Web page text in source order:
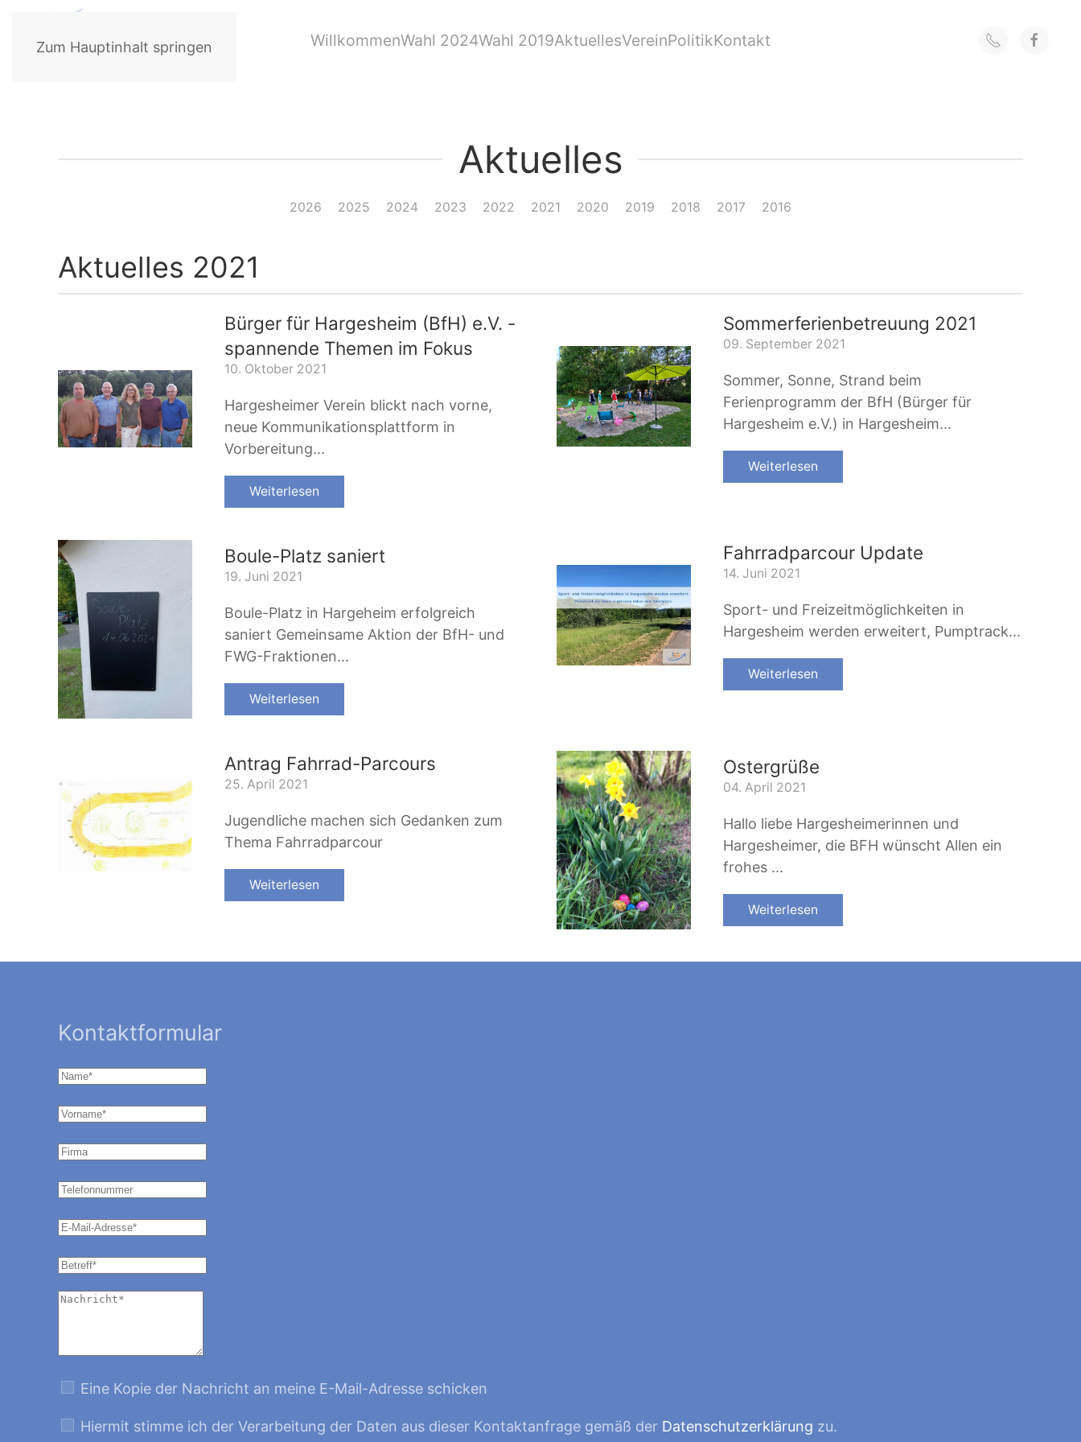
Zum Hauptinhalt springen WillkommenWahl 2024Wahl 2019AktuellesVereinPolitikKontakt
Aktuelles
2026 2025 2024 2023 2022 2021 2020 2019 2018 2017 2016
Aktuelles 2021
Bürger für Hargesheim (BfH) e.V. -
spannende Themen im Fokus
10. Oktober 2021
Hargesheimer Verein blickt nach vorne,
neue Kommunikationsplattform in
Vorbereitung...
Weiterlesen
Sommerferienbetreuung 2021
09. September 2021
Sommer, Sonne, Strand beim
Ferienprogramm der BfH (Bürger für
Hargesheim e.V.) in Hargesheim...
Weiterlesen
Boule-Platz saniert
19. Juni 2021
Boule-Platz in Hargeheim erfolgreich
saniert Gemeinsame Aktion der BfH- und
FWG-Fraktionen...
Weiterlesen
Fahrradparcour Update
14. Juni 2021
Sport- und Freizeitmöglichkeiten in
Hargesheim werden erweitert, Pumptrack...
Weiterlesen
Antrag Fahrrad-Parcours
25. April 2021
Jugendliche machen sich Gedanken zum
Thema Fahrradparcour
Weiterlesen
Ostergrüße
04. April 2021
Hallo liebe Hargesheimerinnen und
Hargesheimer, die BFH wünscht Allen ein
frohes ...
Weiterlesen
Kontaktformular
Eine Kopie der Nachricht an meine E-Mail-Adresse schicken
Hiermit stimme ich der Verarbeitung der Daten aus dieser Kontaktanfrage gemäß der Datenschutzerklärung zu.